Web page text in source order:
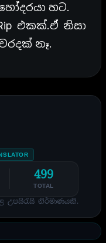
හට.
එකක්.ඒ නිසා
නෑ.
499
TOTAL
උපසිරැසි නිර්මාණයකි.